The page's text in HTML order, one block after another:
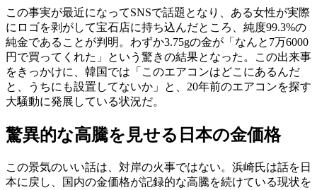
この事実が最近になってSNSで話題となり、ある女性が実際
にロゴを剥がして宝石店に持ち込んだところ、純度99.3%の
純金であることが判明。わずか3.75gの金が「なんと7万6000
円で買ってくれた」という驚きの結果となった。この出来事
をきっかけに、韓国では「このエアコンはどこにあるんだ
と、うちにも設置してないか」と、20年前のエアコンを探す
大騒動に発展している状況だ。
驚異的な高騰を見せる日本の金価格
この景気のいい話は、対岸の火事ではない。浜崎氏は話を日
本に戻し、国内の金価格が記録的な高騰を続けている現状を